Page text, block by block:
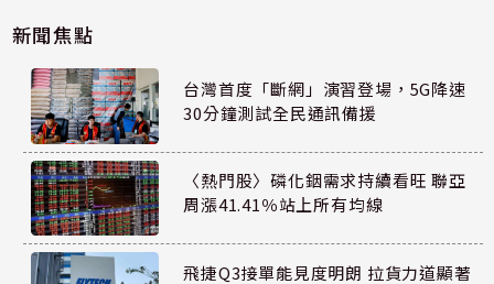
新聞焦點
台灣首度「斷網」演習登場，5G降速
30分鐘測試全民通訊備援
〈熱門股〉磷化銦需求持續看旺 聯亞
周漲41.41％站上所有均線
飛捷Q3接單能見度明朗 拉貨力道顯著